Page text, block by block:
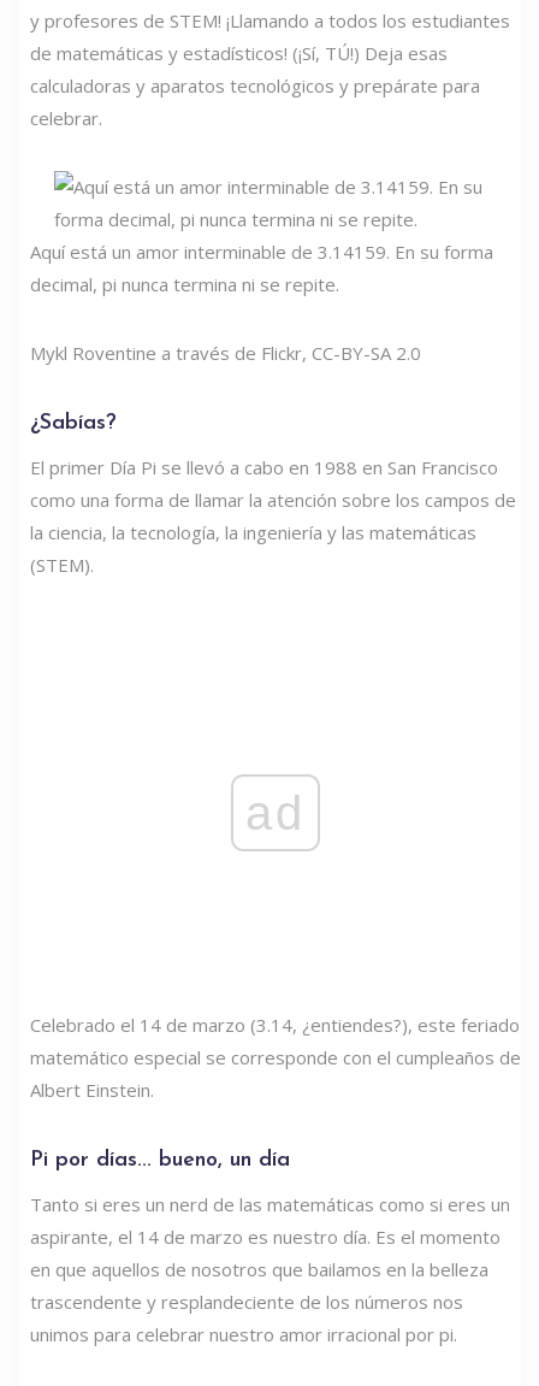
y profesores de STEM! ¡Llamando a todos los estudiantes
de matemáticas y estadísticos! (¡Sí, TÚ!) Deja esas
calculadoras y aparatos tecnológicos y prepárate para
celebrar.
Aquí está un amor interminable de 3.14159. En su forma
decimal, pi nunca termina ni se repite.
Mykl Roventine a través de Flickr, CC-BY-SA 2.0
¿Sabías?
El primer Día Pi se llevó a cabo en 1988 en San Francisco
como una forma de llamar la atención sobre los campos de
la ciencia, la tecnología, la ingeniería y las matemáticas
(STEM).
ad
Celebrado el 14 de marzo (3.14, ¿entiendes?), este feriado
matemático especial se corresponde con el cumpleaños de
Albert Einstein.
Pi por días... bueno, un día
Tanto si eres un nerd de las matemáticas como si eres un
aspirante, el 14 de marzo es nuestro día. Es el momento
en que aquellos de nosotros que bailamos en la belleza
trascendente y resplandeciente de los números nos
unimos para celebrar nuestro amor irracional por pi.